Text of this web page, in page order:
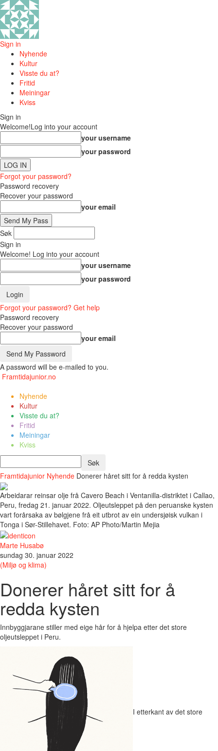
Sign in
Nyhende
Kultur
Visste du at?
Fritid
Meiningar
Kviss
Sign in
Welcome!Log into your account
your username
your password
Forgot your password?
Password recovery
Recover your password
your email
Søk
Sign in
Welcome! Log into your account
your username
your password
Forgot your password? Get help
Password recovery
Recover your password
your email
A password will be e-mailed to you.
Framtidajunior.no
Nyhende
Kultur
Visste du at?
Fritid
Meiningar
Kviss
Framtidajunior Nyhende Donerer håret sitt for å redda kysten
Arbeidarar reinsar olje frå Cavero Beach i Ventanilla-distriktet i Callao,
Peru, fredag ​​21. januar 2022. Oljeutsleppet på den peruanske kysten
vart forårsaka av bølgjene frå eit utbrot av ein undersjøisk vulkan i
Tonga i Sør-Stillehavet. Foto: AP Photo/Martin Mejia
Marte Husabø
sundag 30. januar 2022
(Miljø og klima)
Donerer håret sitt for å
redda kysten
Innbyggjarane stiller med eige hår for å hjelpa etter det store
oljeutsleppet i Peru.
I etterkant av det store